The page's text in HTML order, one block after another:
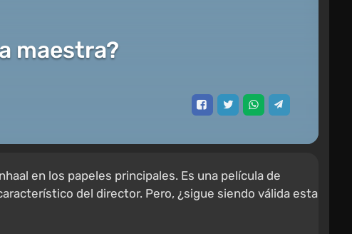
maestra?
en los papeles principales. Es una película de
del director. Pero, ¿sigue siendo válida esta